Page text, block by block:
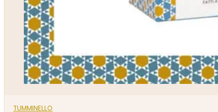
TUMMINELLO